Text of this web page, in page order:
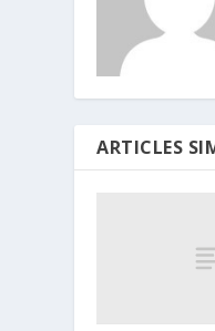
ARTICLES